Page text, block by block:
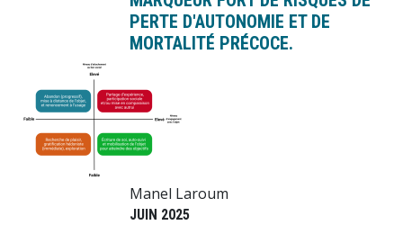
PERTE D'AUTONOMIE ET DE
MORTALITÉ PRÉCOCE.
Manel Laroum
JUIN 2025